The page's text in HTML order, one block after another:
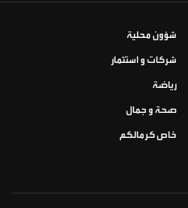
شؤون محلية
شركات و استثمار
رياضة
صحة و جمال
خاص كرمالكم